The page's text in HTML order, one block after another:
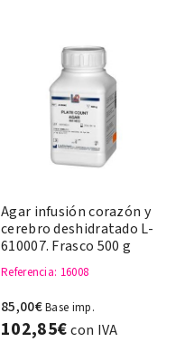
Agar infusión corazón y
cerebro deshidratado L-
610007. Frasco 500 g
Referencia: 16008
85,00€Base imp.
102,85€con IVA